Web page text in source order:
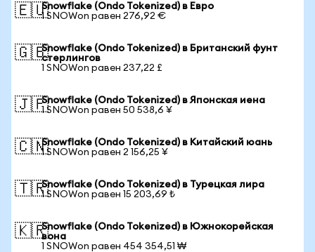
🇪🇺Snowflake (Ondo Tokenized) в Евро
1 SNOWon равен 276,92 €
🇬🇧Snowflake (Ondo Tokenized) в Британский фунт
стерлингов
1 SNOWon равен 237,22 £
🇯🇵Snowflake (Ondo Tokenized) в Японская иена
1 SNOWon равен 50 538,6 ¥
🇨🇳Snowflake (Ondo Tokenized) в Китайский юань
1 SNOWon равен 2 156,25 ¥
🇹🇷Snowflake (Ondo Tokenized) в Турецкая лира
1 SNOWon равен 15 203,69 ₺
🇰🇷Snowflake (Ondo Tokenized) в Южнокорейская
вона
1 SNOWon равен 454 354,51 ₩